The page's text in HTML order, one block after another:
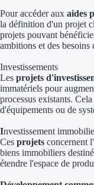
Pour accéder aux aides
la définition d'un projet
projets pouvant
ambitions et des besoins
Investissements
Les projets
immatériels pour
processus existants.
d'équipements ou de
Investissement
Ces projets concernent
biens immobiliers
étendre l'espace de